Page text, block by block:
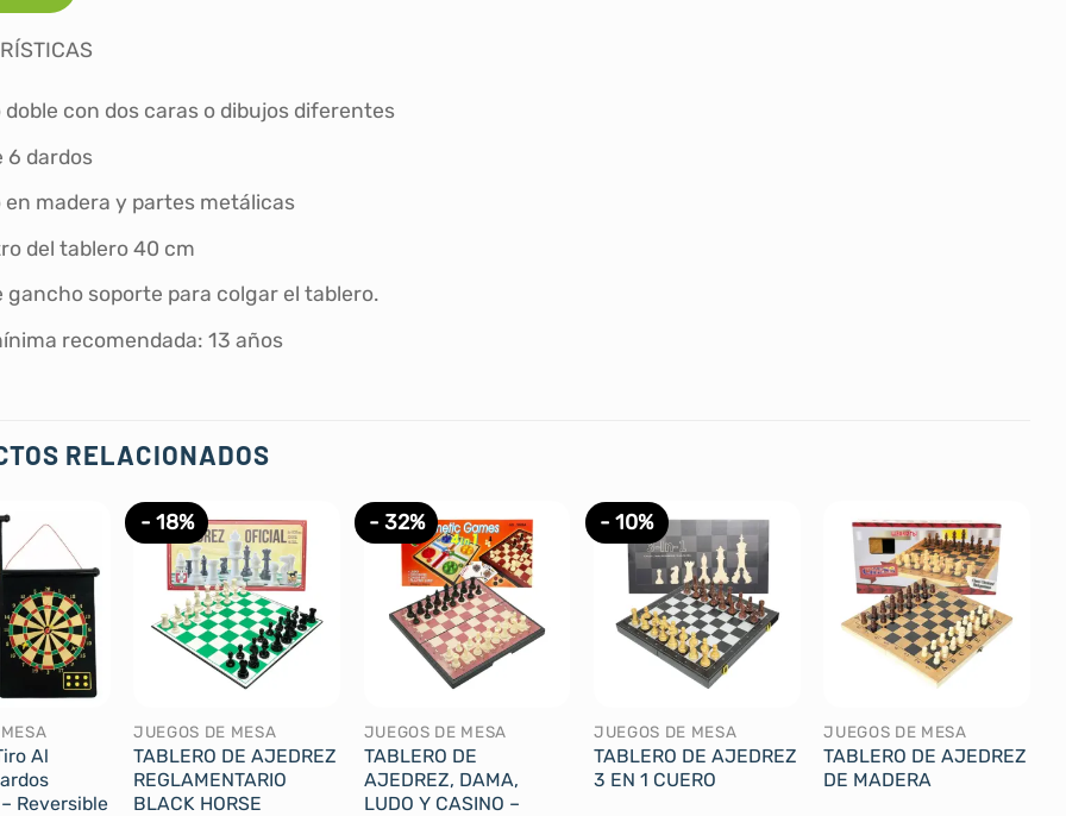
doble con dos caras o dibujos diferentes
6 dardos
en madera y partes metálicas
del tablero 40 cm
gancho soporte para colgar el tablero.
recomendada: 13 años
RELACIONADOS
Al
Reversible
- 18%
JUEGOS DE MESA
TABLERO DE AJEDREZ
REGLAMENTARIO
BLACK HORSE
- 32%
JUEGOS DE MESA
TABLERO DE
AJEDREZ, DAMA,
LUDO Y CASINO –
- 10%
JUEGOS DE MESA
TABLERO DE AJEDREZ
3 EN 1 CUERO
JUEGOS DE MESA
TABLERO DE AJEDREZ
DE MADERA